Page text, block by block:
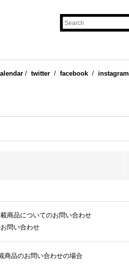
/ twitter/ facebook/ instagram
載商品についてのお問い合わせ
問い合わせ
商品のお問い合わせの場合